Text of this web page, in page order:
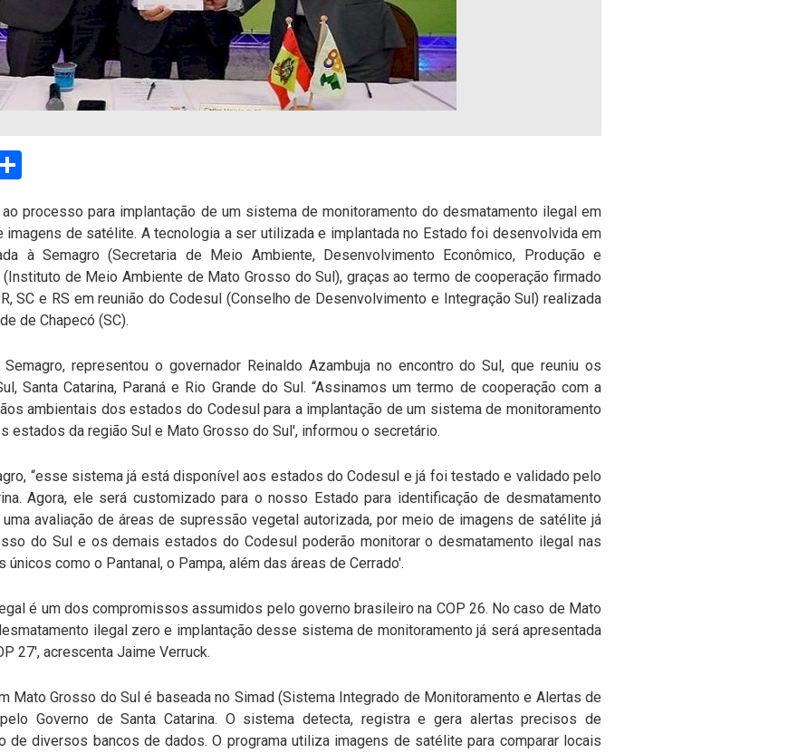
processo para implantação de um sistema de monitoramento do desmatamento ilegal em
imagens de satélite. A tecnologia a ser utilizada e implantada no Estado foi desenvolvida em
à Semagro (Secretaria de Meio Ambiente, Desenvolvimento Econômico, Produção e
de Meio Ambiente de Mato Grosso do Sul), graças ao termo de cooperação firmado
SC e RS em reunião do Codesul (Conselho de Desenvolvimento e Integração Sul) realizada
de Chapecó (SC).
representou o governador Reinaldo Azambuja no encontro do Sul, que reuniu os
Santa Catarina, Paraná e Rio Grande do Sul. “Assinamos um termo de cooperação com a
ambientais dos estados do Codesul para a implantação de um sistema de monitoramento
estados da região Sul e Mato Grosso do Sul', informou o secretário.
“esse sistema já está disponível aos estados do Codesul e já foi testado e validado pelo
Agora, ele será customizado para o nosso Estado para identificação de desmatamento
avaliação de áreas de supressão vegetal autorizada, por meio de imagens de satélite já
do Sul e os demais estados do Codesul poderão monitorar o desmatamento ilegal nas
como o Pantanal, o Pampa, além das áreas de Cerrado'.
é um dos compromissos assumidos pelo governo brasileiro na COP 26. No caso de Mato
ilegal zero e implantação desse sistema de monitoramento já será apresentada
27', acrescenta Jaime Verruck.
Mato Grosso do Sul é baseada no Simad (Sistema Integrado de Monitoramento e Alertas de
Governo de Santa Catarina. O sistema detecta, registra e gera alertas precisos de
de diversos bancos de dados. O programa utiliza imagens de satélite para comparar locais